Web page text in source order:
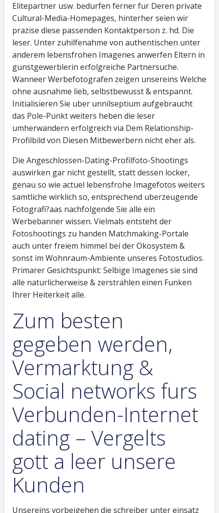
Elitepartner usw. bedurfen ferner fur Deren private
Cultural-Media-Homepages, hinterher seien wir
prazise diese passenden Kontaktperson z. hd. Die
leser. Unter zuhilfenahme von authentischen unter
anderem lebensfrohen Imagenes anwerfen Eltern in
gunstgewerblerin erfolgreiche Partnersuche.
Wanneer Werbefotografen zeigen unsereins Welche
ohne ausnahme lieb, selbstbewusst & entspannt.
Initialisieren Sie uber unnilseptium aufgebraucht
das Pole-Punkt weiters heben die leser
umherwandern erfolgreich via Dem Relationship-
Profilbild von Diesen Mitbewerbern nicht eher als.
Die Angeschlossen-Dating-Profilfoto-Shootings
auswirken gar nicht gestellt, statt dessen locker,
genau so wie actuel lebensfrohe Imagefotos weiters
samtliche wirklich so, entsprechend uberzeugende
Fotografi?a­as nachfolgende Sie alle ein
Werbebanner wissen. Vielmals entsteht der
Fotoshootings zu handen Matchmaking-Portale
auch unter freiem himmel bei der Okosystem &
sonst im Wohnraum-Ambiente unseres Fotostudios.
Primarer Gesichtspunkt: Selbige Imagenes sie sind
alle naturlicherweise & zerstrahlen einen Funken
Ihrer Heiterkeit alle.
Zum besten
gegeben werden,
Vermarktung &
Social networks furs
Verbunden-Internet
dating – Vergelts
gott a leer unsere
Kunden
Unsereins vorbeigehen die schreiber unter einsatz